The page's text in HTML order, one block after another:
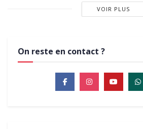
VOIR PLUS
On reste en contact ?